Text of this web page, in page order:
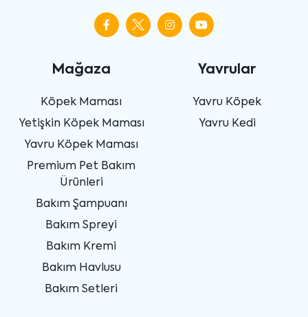
Mağaza
Köpek Maması
Yetişkin Köpek Maması
Yavru Köpek Maması
Premium Pet Bakım
Ürünleri
Bakım Şampuanı
Bakım Spreyi
Bakım Kremi
Bakım Havlusu
Bakım Setleri
Yavrular
Yavru Köpek
Yavru Kedi